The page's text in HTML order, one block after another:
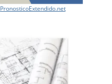
PronosticoExtendido.net